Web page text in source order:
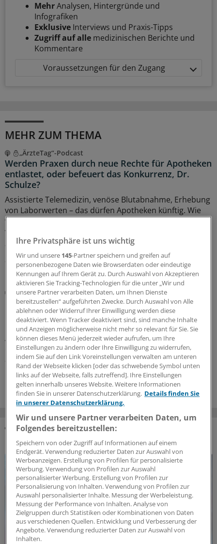
MehrAnalysen, Hintergründe und
Infografiken
Exklusive Interviews und Praxis-Tipps
Zugriff auf alle medizinischen Berichte und
Kommentare
Voraussetzungen für den Zugang
MEHR ZUM THEMA
„ÄrzteTag“-Podcast
Werden Praxen durch neue Rechte für Apotheken
entlastet, oder befeuert das Konkurrenz, Dr.
Schulze?
Assistierte Telemedizin, venöse Blutabnahme, Erhebung
von Laborwerten – das dürfen Apotheken künftig. Wie
wird dies das Verhältnis zwischen Praxen und Offizinen
verändern? Landarzt
„ÄrzteTag“-Podcast ein.
23.06.2026
Kolumne aus Berlin
Medizin ohne Arzt: Das Land klatscht Beifall
Das Apothekengesetz kommt bei Ärztinnen und Ärzten
nicht gut an. Die Ausweitung der Befugnisse des
Apothekenpersonals gilt ihnen als Gegenteil von
evidenzbasierter Medizin. Landespolitiker schlagen
andere Töne an.
18.06.2026
DAS KÖNNTE SIE AUCH INTERESSIEREN
Ihre Privatsphäre ist uns wichtig
Wir und unsere 145-Partner speichern und greifen auf
personenbezogene Daten wie Browserdaten oder eindeutige
Kennungen auf Ihrem Gerät zu. Durch Auswahl von Akzeptieren
aktivieren Sie Tracking-Technologien für die unter „Wir und
unsere Partner verarbeiten Daten, um Ihnen Dienste
bereitzustellen“ aufgeführten Zwecke. Durch Auswahl von Alle
ablehnen oder Widerruf Ihrer Einwilligung werden diese
deaktiviert. Wenn Tracker deaktiviert sind, sind manche Inhalte
und Anzeigen möglicherweise nicht mehr so relevant für Sie. Sie
können dieses Menü jederzeit wieder aufrufen, um Ihre
Einstellungen zu ändern oder Ihre Einwilligung zu widerrufen,
indem Sie auf den Link Voreinstellungen verwalten am unteren
Rand der Webseite klicken [oder das schwebende Symbol unten
links auf der Webseite, falls zutreffend]. Ihre Einstellungen
gelten innerhalb unseres Website. Weitere Informationen
finden Sie in unserer Datenschutzerklärung. Details finden Sie
in unserer Datenschutzerklärung.
Wir und unsere Partner verarbeiten Daten, um
Folgendes bereitzustellen:
Speichern von oder Zugriff auf Informationen auf einem
Endgerät. Verwendung reduzierter Daten zur Auswahl von
Werbeanzeigen. Erstellung von Profilen für personalisierte
Werbung. Verwendung von Profilen zur Auswahl
personalisierter Werbung. Erstellung von Profilen zur
Personalisierung von Inhalten. Verwendung von Profilen zur
Auswahl personalisierter Inhalte. Messung der Werbeleistung.
Messung der Performance von Inhalten. Analyse von
Zielgruppen durch Statistiken oder Kombinationen von Daten
aus verschiedenen Quellen. Entwicklung und Verbesserung der
Angebote. Verwendung reduzierter Daten zur Auswahl von
Inhalten.